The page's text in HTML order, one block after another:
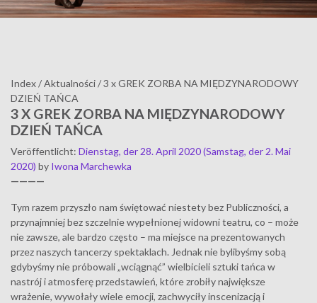
Index/Aktualności/3 x GREK ZORBA NA MIĘDZYNARODOWY
DZIEŃ TAŃCA
3 X GREK ZORBA NA MIĘDZYNARODOWY
DZIEŃ TAŃCA
Veröffentlicht: Dienstag, der 28. April 2020(Samstag, der 2. Mai
2020) by Iwona Marchewka
————
Tym razem przyszło nam świętować niestety bez Publiczności, a
przynajmniej bez szczelnie wypełnionej widowni teatru, co – może
nie zawsze, ale bardzo często – ma miejsce na prezentowanych
przez naszych tancerzy spektaklach. Jednak nie bylibyśmy sobą
gdybyśmy nie próbowali „wciągnąć” wielbicieli sztuki tańca w
nastrój i atmosferę przedstawień, które zrobiły największe
wrażenie, wywołały wiele emocji, zachwyciły inscenizacją i